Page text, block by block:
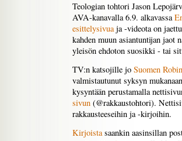
Teologian tohtori Jason
AVA-kanavalla 6.9. alkavassa
esittelysivuaja -videota on
kahden muun asiantuntijan jaot
yleisön ehdoton suosikki - tai
TV:n katsojille jo Suomen
valmistautunut syksyn
kysyntään perustamalla
sivun (@rakkaustohtori).
rakkausteeseihin ja -kirjoihin.
Kirjoistasaankin aasinsillan